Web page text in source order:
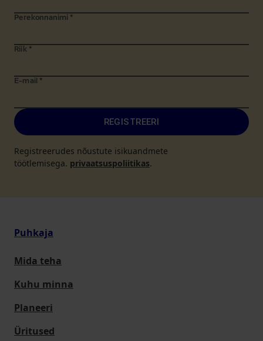
Perekonnanimi *
Riik *
E-mail *
REGISTREERI
Registreerudes nõustute isikuandmete
töötlemisega. privaatsuspoliitikas.
Puhkaja
Mida teha
Kuhu minna
Planeeri
Üritused